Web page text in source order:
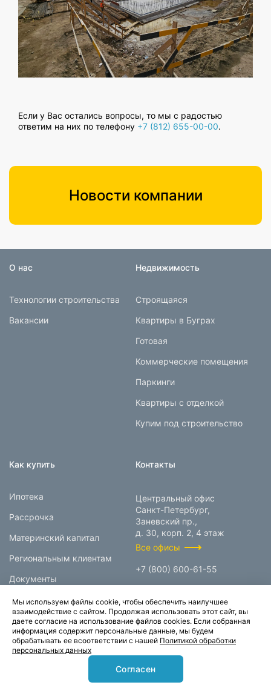
Если у Вас остались вопросы, то мы с радостью
ответим на них по телефону +7 (812) 655-00-00.
Новости компании
О нас
Технологии строительства
Вакансии
Недвижимость
Строящаяся
Квартиры в Буграх
Готовая
Коммерческие помещения
Паркинги
Квартиры с отделкой
Купим под строительство
Как купить
Ипотека
Рассрочка
Материнский капитал
Региональным клиентам
Документы
Контакты
Центральный офис
Санкт-Петербург,
Заневский пр.,
д. 30, корп. 2, 4 этаж
Все офисы
+7 (800) 600-61-55
© 1995-2026.
Группа компаний «Прок»
Политика конфиденциальности
Мы используем файлы cookie, чтобы обеспечить наилучшее
взаимодействие с сайтом. Продолжая использовать этот сайт, вы
даете согласие на использование файлов cookies. Если собранная
информация содержит персональные данные, мы будем
обрабатывать ее всоответствии с нашей Политикой обработки
персональных данных
Согласен